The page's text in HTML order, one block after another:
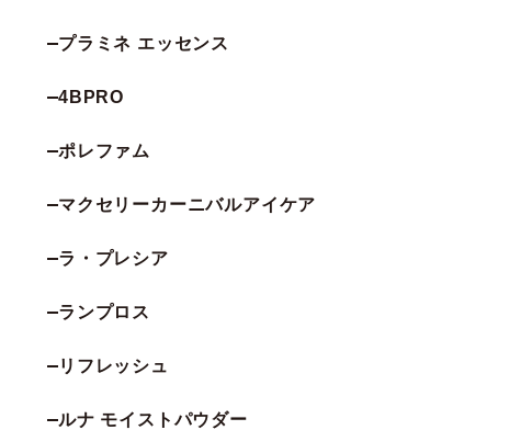
プラミネ エッセンス
4BPRO
ポレファム
マクセリーカーニバルアイケア
ラ・プレシア
ランプロス
リフレッシュ
ルナ モイストパウダー